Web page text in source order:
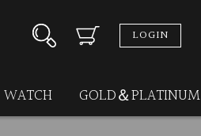
LOGIN
WATCH GOLD＆PLATINUM